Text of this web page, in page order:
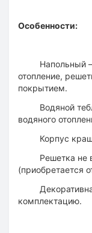
Особенности:
Напольный –
отопление,
покрытием.
Водяной
водяного
Корпус
Решетка не
(приобретается
Декоративная
комплектацию.